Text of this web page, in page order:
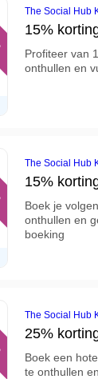
The Social Hub
15%
Profiteer van
onthullen en
The Social Hub
15%
Boek je
onthullen en
boeking
The Social Hub
25%
Boek een
te onthullen